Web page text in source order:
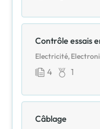
Contrôle essais
Electricité,
4 1
Câblage